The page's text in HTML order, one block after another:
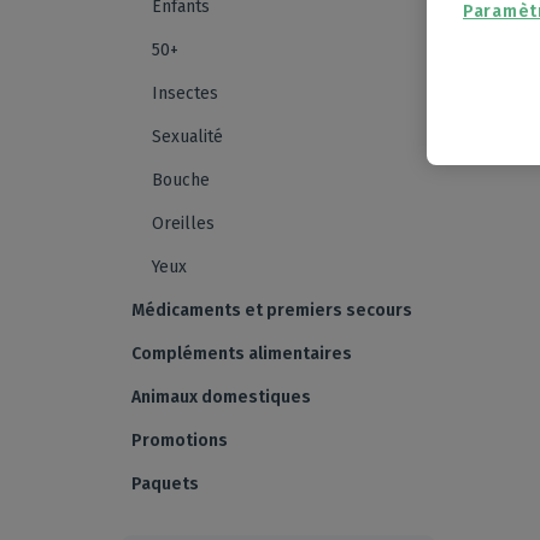
Enfants
50+
Insectes
Sexualité
Bouche
Oreilles
Yeux
Médicaments et premiers secours
Compléments alimentaires
Animaux domestiques
Promotions
Paquets